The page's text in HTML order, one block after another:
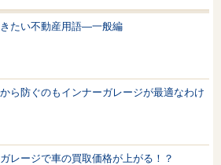
たい不動産用語—一般編
ら防ぐのもインナーガレージが最適なわけ
レージで車の買取価格が上がる！？